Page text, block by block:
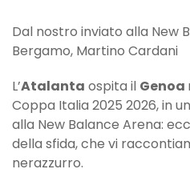
Dal nostro inviato alla New
Bergamo, Martino Cardani
L’Atalanta ospita il Genoa
Coppa Italia 2025 2026, in
alla New Balance Arena:
della sfida, che vi
nerazzurro.